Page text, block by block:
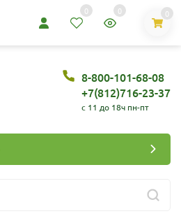
0 0 0
8-800-101-68-08
+7(812)716-23-37
c 11 до 18ч пн-пт